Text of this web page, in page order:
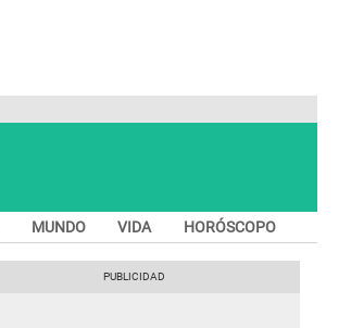
MUNDO VIDA HORÓSCOPO